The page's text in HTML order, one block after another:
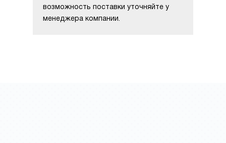
возможность поставки уточняйте у
менеджера компании.